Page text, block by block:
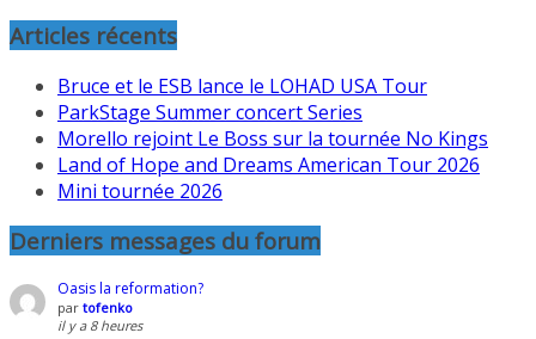
Articles récents
Bruce et le ESB lance le LOHAD USA Tour
ParkStage Summer concert Series
Morello rejoint Le Boss sur la tournée No Kings
Land of Hope and Dreams American Tour 2026
Mini tournée 2026
Derniers messages du forum
Oasis la reformation?
par tofenko
il y a 8 heures